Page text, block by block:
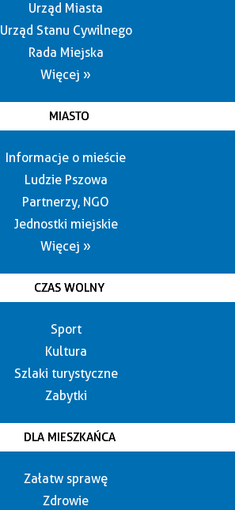
Urząd Miasta
Urząd Stanu Cywilnego
Rada Miejska
Więcej »
MIASTO
Informacje o mieście
Ludzie Pszowa
Partnerzy, NGO
Jednostki miejskie
Więcej »
CZAS WOLNY
Sport
Kultura
Szlaki turystyczne
Zabytki
DLA MIESZKAŃCA
Załatw sprawę
Zdrowie